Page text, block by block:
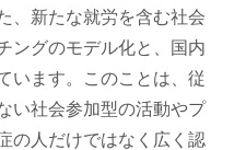
、新たな就労を含む社会
ングのモデル化と、国内
います。このことは、従
い社会参加型の活動やプ
の人だけではなく広く認